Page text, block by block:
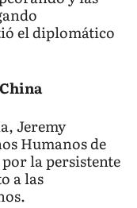
el diplomático
Jeremy
Humanos de
la persistente
a las